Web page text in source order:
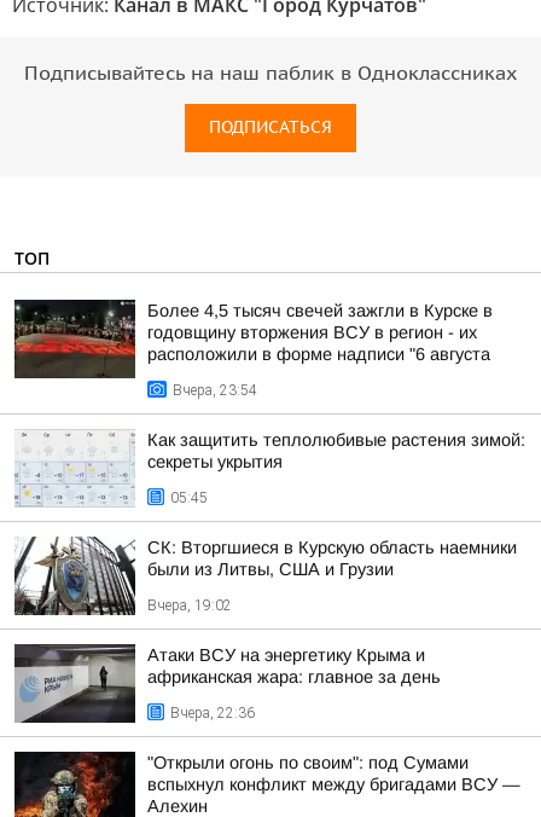
Подписывайтесь на наш паблик в Одноклассниках
ПОДПИСАТЬСЯ
ТОП
Более 4,5 тысяч свечей зажгли в Курске в
годовщину вторжения ВСУ в регион - их
расположили в форме надписи "6 августа
Вчера, 23:54
Как защитить теплолюбивые растения зимой:
секреты укрытия
05:45
СК: Вторгшиеся в Курскую область наемники
были из Литвы, США и Грузии
Вчера, 19:02
Атаки ВСУ на энергетику Крыма и
африканская жара: главное за день
Вчера, 22:36
"Открыли огонь по своим": под Сумами
вспыхнул конфликт между бригадами ВСУ —
Алехин